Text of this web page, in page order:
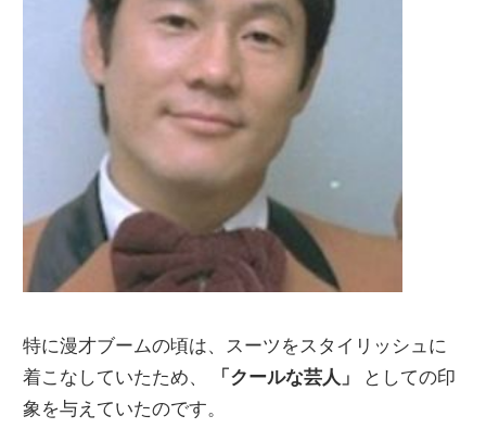
特に漫才ブームの頃は、スーツをスタイリッシュに
着こなしていたため、
「クールな芸人」
としての印
象を与えていたのです。